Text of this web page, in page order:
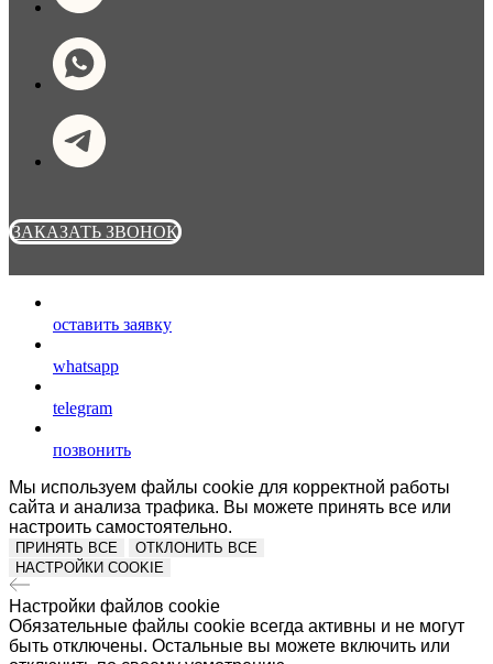
ЗАКАЗАТЬ ЗВОНОК
оставить заявку
whatsapp
telegram
позвонить
Мы используем файлы cookie для корректной работы
сайта и анализа трафика. Вы можете принять все или
настроить самостоятельно.
ПРИНЯТЬ ВСЕ
ОТКЛОНИТЬ ВСЕ
НАСТРОЙКИ COOKIE
Настройки файлов cookie
Обязательные файлы cookie всегда активны и не могут
быть отключены. Остальные вы можете включить или